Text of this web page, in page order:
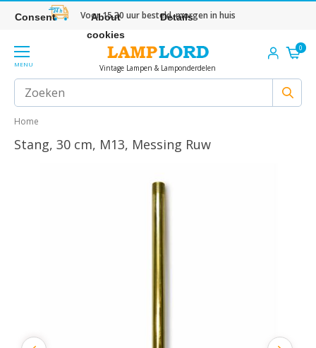
Voor 15.30 uur besteld, morgen in huis
MENU Vintage Lampen & Lamponderdelen
0
Home
Stang, 30 cm, M13, Messing Ruw
Consent
About
cookies
Details